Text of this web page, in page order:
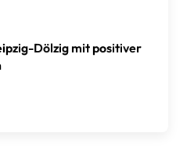
Dölzig mit positiver